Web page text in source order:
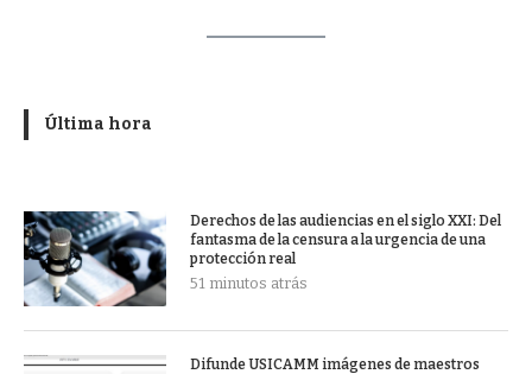
Última hora
Derechos de las audiencias en el siglo XXI: Del
fantasma de la censura a la urgencia de una
protección real
51 minutos atrás
Difunde USICAMM imágenes de maestros